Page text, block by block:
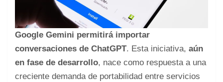
Google Gemini permitirá importar
conversaciones de ChatGPT. Esta iniciativa, aún
en fase de desarrollo, nace como respuesta a una
creciente demanda de portabilidad entre servicios